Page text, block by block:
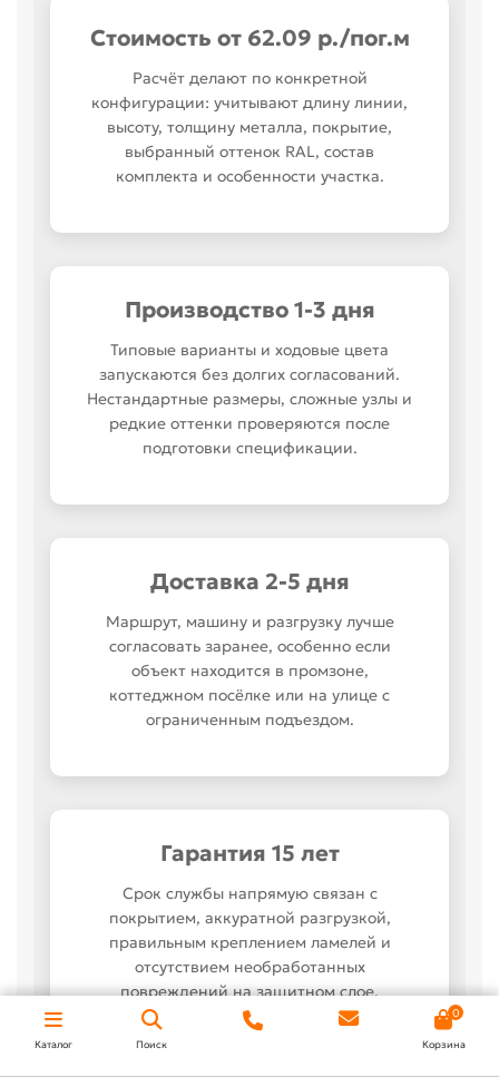
Стоимость от 62.09 р./пог.м
Расчёт делают по конкретной
конфигурации: учитывают длину линии,
высоту, толщину металла, покрытие,
выбранный оттенок RAL, состав
комплекта и особенности участка.
Производство 1-3 дня
Типовые варианты и ходовые цвета
запускаются без долгих согласований.
Нестандартные размеры, сложные узлы и
редкие оттенки проверяются после
подготовки спецификации.
Доставка 2-5 дня
Маршрут, машину и разгрузку лучше
согласовать заранее, особенно если
объект находится в промзоне,
коттеджном посёлке или на улице с
ограниченным подъездом.
Гарантия 15 лет
Срок службы напрямую связан с
покрытием, аккуратной разгрузкой,
правильным креплением ламелей и
отсутствием необработанных
повреждений на защитном слое.
Каталог Поиск
0
Корзина